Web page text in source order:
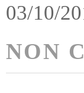
03/10/
NON